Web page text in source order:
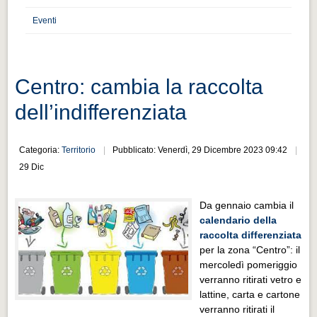
Cultura e turismo 4.0
Cultura e turismo 4.0
PROGETTI
Progetti Aperti
Progetti Realizzati
Progetti Realizzati
EVENTI
EVENTI
Eventi
Centro: cambia la raccolta
dell’indifferenziata
Categoria:Territorio
Pubblicato: Venerdì, 29 Dicembre 2023 09:42
29 Dic
Da gennaio cambia il
calendario della
raccolta differenziata
per la zona “Centro”: il
mercoledì pomeriggio
verranno ritirati vetro e
lattine, carta e cartone
verranno ritirati il